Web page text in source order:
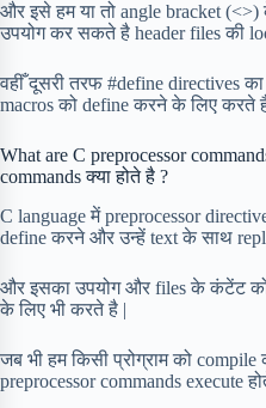
और इसे हम या तो angle bracket
उपयोग कर सकते है header files की
वहीँ दूसरी तरफ #define directives
macros को define करने के लिए करते
What are C preprocessor
commands क्या होते है ?
C language में preprocessor
define करने और उन्हें text के साथ
और इसका उपयोग और files के कंटेंट
के लिए भी करते है |
जब भी हम किसी प्रोग्राम को
preprocessor commands execute